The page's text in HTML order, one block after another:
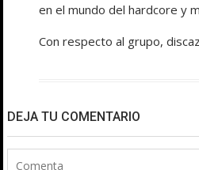
en el mundo del hardcore y
Con respecto al grupo,
DEJA TU COMENTARIO